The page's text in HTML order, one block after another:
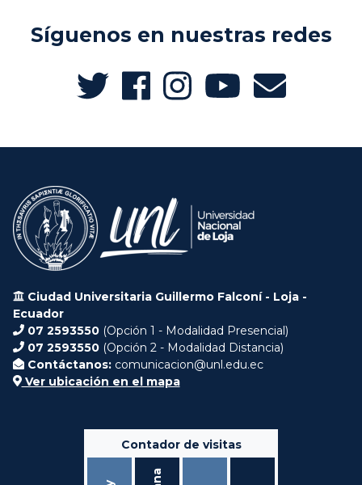
Síguenos en nuestras redes
Ciudad Universitaria Guillermo Falconí - Loja -
Ecuador
07 2593550 (Opción 1 - Modalidad Presencial)
07 2593550 (Opción 2 - Modalidad Distancia)
Contáctanos: comunicacion@unl.edu.ec
Ver ubicación en el mapa
Contador de visitas